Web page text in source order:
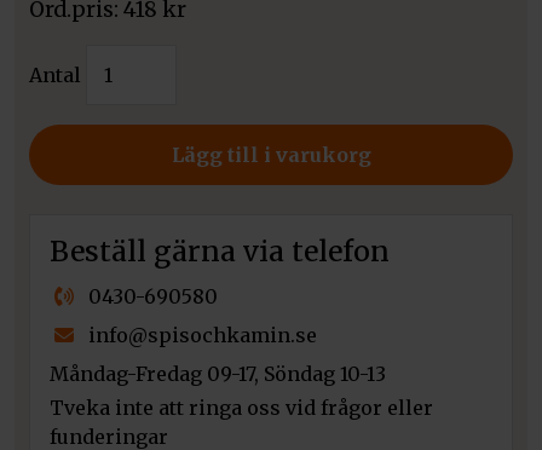
418 kr
Antal
Ø125x235mm
Lägg till i varukorg
Beställ gärna via telefon
0430-690580
info@spisochkamin.se
Måndag-Fredag 09-17, Söndag 10-13
Tveka inte att ringa oss vid frågor eller
funderingar